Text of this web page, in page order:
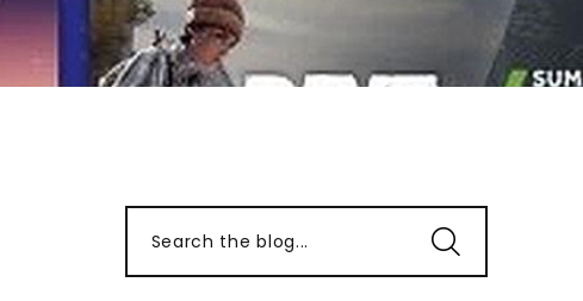
Search the blog...